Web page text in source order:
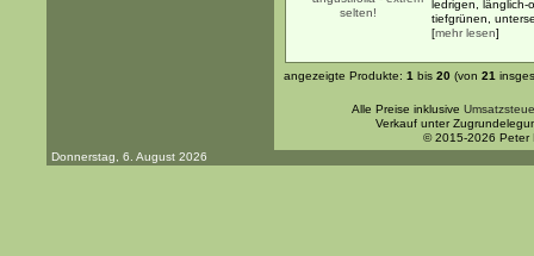
ledrigen, länglich-
tiefgrünen,
[mehr lesen]
angezeigte Produkte: 1 bis 20 (von 21
Alle Preise inklusive
Verkauf unter
© 2015-2026 Peter
Donnerstag, 6. August 2026